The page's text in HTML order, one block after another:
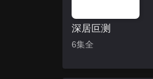
深居叵测
6集全